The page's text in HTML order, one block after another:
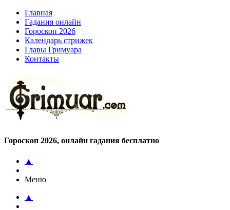
Главная
Гадания онлайн
Гороскоп 2026
Календарь стрижек
Главы Гримуара
Контакты
Гороскоп 2026, онлайн гадания бесплатно
▲
Меню
▲